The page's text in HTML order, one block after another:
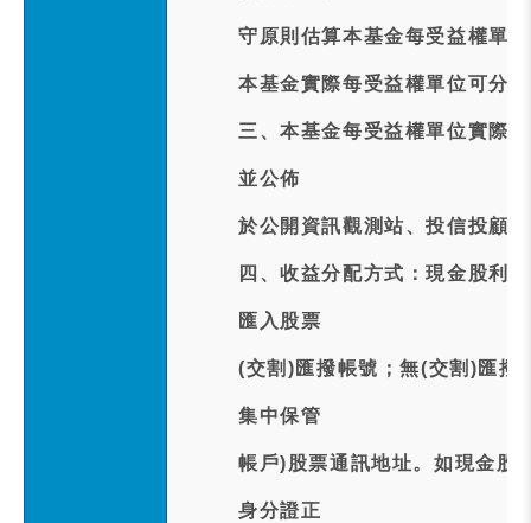
守原則估算本基金每受益權單
本基金實際每受益權單位可分
三、本基金每受益權單位實際
並公佈
於公開資訊觀測站、投信投顧
四、收益分配方式：現金股利
匯入股票
(交割)匯撥帳號；無(交割)匯撥
集中保管
帳戶)股票通訊地址。如現金股
身分證正